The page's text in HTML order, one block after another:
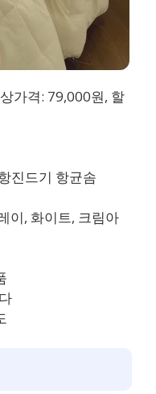
가격: 79,000원, 할
진드기 항균솜
이, 화이트, 크림아